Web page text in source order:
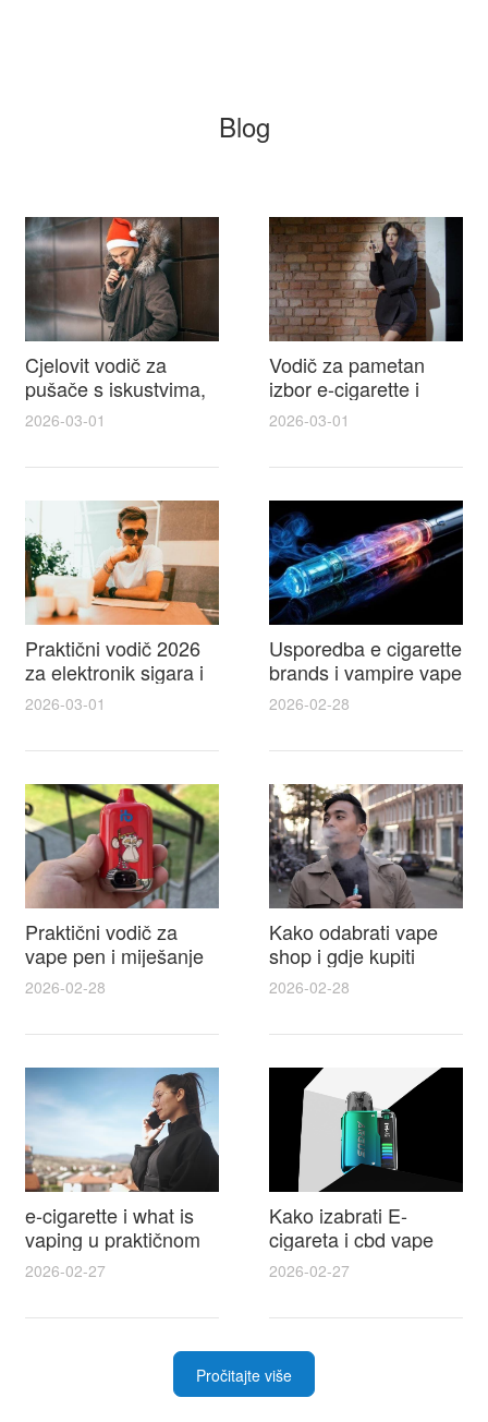
Blog
Cjelovit vodič za
pušače s iskustvima,
recenzijama i
cigarette na e cigareta
2026-03-01
Vodič za pametan
izbor e-cigarette i
savjeti kako postići
elektronske cigarete
2026-03-01
Praktični vodič 2026
za elektronik sigara i
mtm e cigarete s
recenzijama i
2026-03-01
Usporedba e cigarette
brands i vampire vape
za 2026 – vodič s
i najboljim ponudama
2026-02-28
Praktični vodič za
vape pen i miješanje
e tekućina za sigurnije
punjenje i bolje okuse
2026-02-28
Kako odabrati vape
shop i gdje kupiti
Disposable Vapes uz
najbolje cijene
2026-02-28
e-cigarette i what is
vaping u praktičnom
vodiču za početnike i
odgovorne korisnike
2026-02-27
Kako izabrati E-
cigareta i cbd vape
top modeli sigurnost
praktični savjeti za
kupovinu
2026-02-27
Pročitajte više